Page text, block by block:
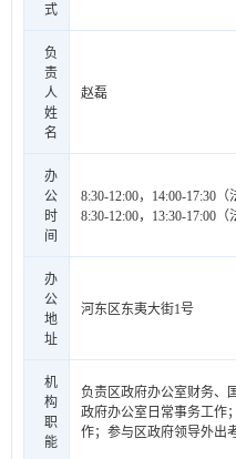
式
负
责
人
姓
名
赵磊
办
公
时
间
8:30-12:00，14:00-17:30（
8:30-12:00，13:30-17:00（
办
公
地
址
河东区东夷大街1号
机
构
职
能
负责区政府办公室财务、
政府办公室日常事务工作
作；参与区政府领导外出